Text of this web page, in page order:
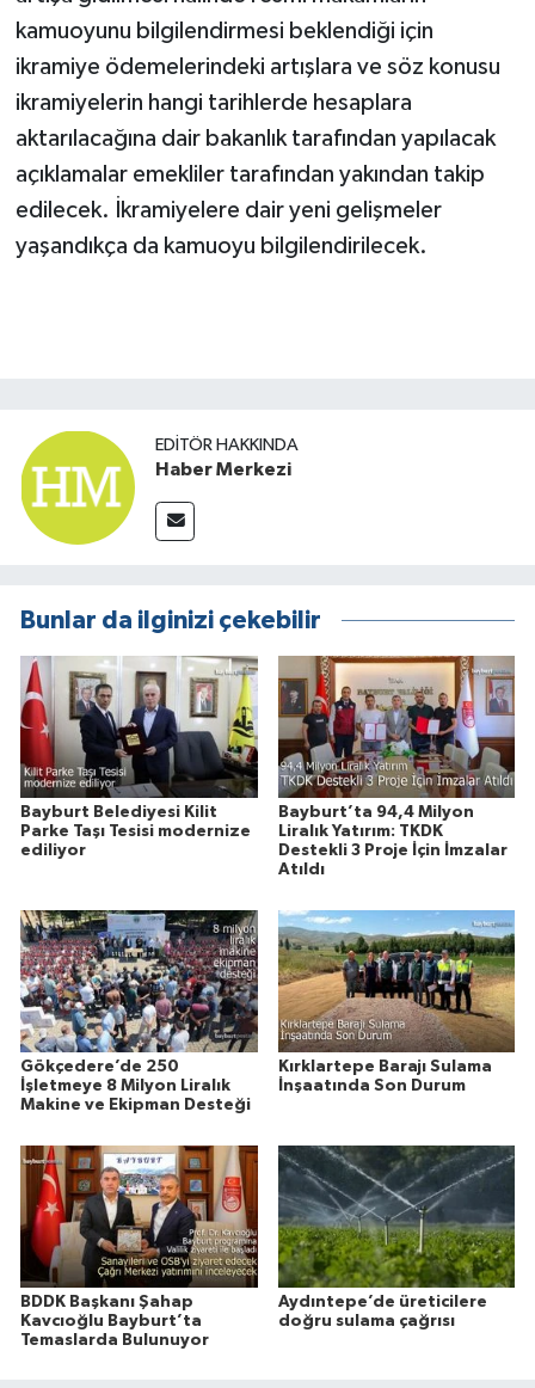
kamuoyunu bilgilendirmesi beklendiği için
ikramiye ödemelerindeki artışlara ve söz konusu
ikramiyelerin hangi tarihlerde hesaplara
aktarılacağına dair bakanlık tarafından yapılacak
açıklamalar emekliler tarafından yakından takip
edilecek. İkramiyelere dair yeni gelişmeler
yaşandıkça da kamuoyu bilgilendirilecek.
EDITÖR HAKKINDA
Haber Merkezi
Bunlar da ilginizi çekebilir
Bayburt Belediyesi Kilit
Parke Taşı Tesisi modernize
ediliyor
Bayburt’ta 94,4 Milyon
Liralık Yatırım: TKDK
Destekli 3 Proje İçin İmzalar
Atıldı
Gökçedere’de 250
İşletmeye 8 Milyon Liralık
Makine ve Ekipman Desteği
Kırklartepe Barajı Sulama
İnşaatında Son Durum
BDDK Başkanı Şahap
Kavcıoğlu Bayburt’ta
Temaslarda Bulunuyor
Aydıntepe’de üreticilere
doğru sulama çağrısı